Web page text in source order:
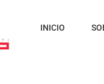
INICIO